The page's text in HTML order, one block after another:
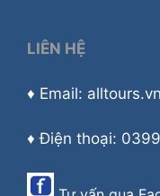
LIÊN HỆ
♦ Email:
♦ Điện thoại: